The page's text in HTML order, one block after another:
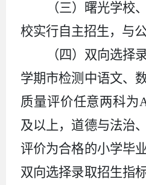
（三）曙光学校
校实行自主招生，与
（四）双向选择
学期市检测中语文、
质量评价任意两科为
及以上，道德与法治
评价为合格的小学毕
双向选择录取招生指